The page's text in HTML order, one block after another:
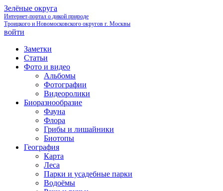
Зелёные округа
Интернет-портал о дикой природе
Троицкого и Новомосковского округов г. Москвы
войти
Заметки
Статьи
Фото и видео
Альбомы
Фотографии
Видеоролики
Биоразнообразие
Фауна
Флора
Грибы и лишайники
Биотопы
География
Карта
Леса
Парки и усадебные парки
Водоёмы